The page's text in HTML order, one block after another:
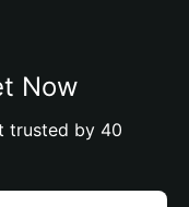
Now
trusted by 40